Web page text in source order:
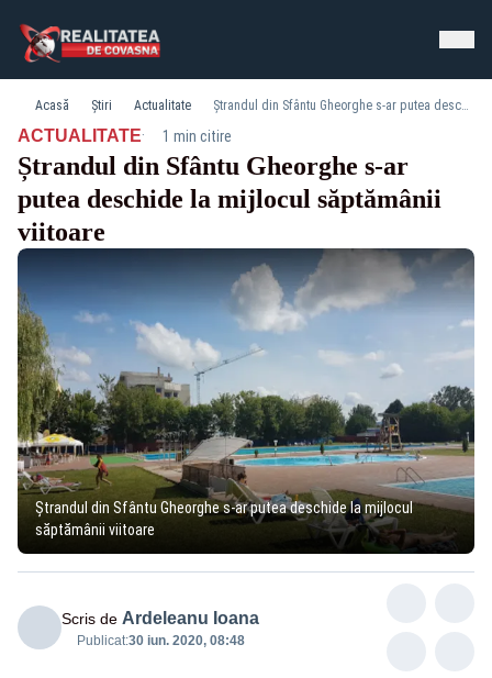
Acasă Știri Actualitate Ștrandul din Sfântu Gheorghe s-ar putea deschide la mijlocul săptămânii viitoare
ACTUALITATE· 1 min citire
Ștrandul din Sfântu Gheorghe s-ar
putea deschide la mijlocul săptămânii
viitoare
Ștrandul din Sfântu Gheorghe s-ar putea deschide la mijlocul
săptămânii viitoare
Scris de Ardeleanu Ioana
Publicat:30 iun. 2020, 08:48